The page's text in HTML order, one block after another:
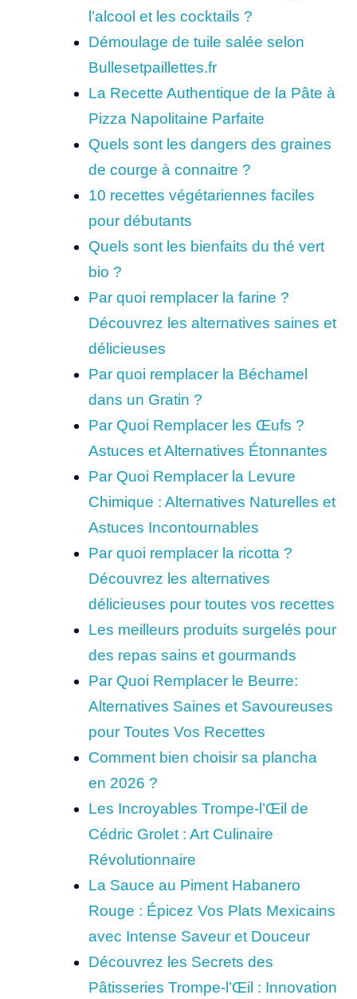
l’alcool et les cocktails ?
Démoulage de tuile salée selon
Bullesetpaillettes.fr
La Recette Authentique de la Pâte à
Pizza Napolitaine Parfaite
Quels sont les dangers des graines
de courge à connaitre ?
10 recettes végétariennes faciles
pour débutants
Quels sont les bienfaits du thé vert
bio ?
Par quoi remplacer la farine ?
Découvrez les alternatives saines et
délicieuses
Par quoi remplacer la Béchamel
dans un Gratin ?
Par Quoi Remplacer les Œufs ?
Astuces et Alternatives Étonnantes
Par Quoi Remplacer la Levure
Chimique : Alternatives Naturelles et
Astuces Incontournables
Par quoi remplacer la ricotta ?
Découvrez les alternatives
délicieuses pour toutes vos recettes
Les meilleurs produits surgelés pour
des repas sains et gourmands
Par Quoi Remplacer le Beurre:
Alternatives Saines et Savoureuses
pour Toutes Vos Recettes
Comment bien choisir sa plancha
en 2026 ?
Les Incroyables Trompe-l’Œil de
Cédric Grolet : Art Culinaire
Révolutionnaire
La Sauce au Piment Habanero
Rouge : Épicez Vos Plats Mexicains
avec Intense Saveur et Douceur
Découvrez les Secrets des
Pâtisseries Trompe-l’Œil : Innovation